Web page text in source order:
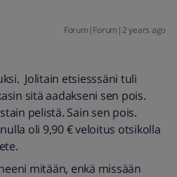
Forum|Forum|2 years ago
Jolitain etsiesssäni tuli
sitä aadakseni sen pois.
pelistä. Sain sen pois.
oli 9,90 € veloitus otsikolla
mitään, enkä missään